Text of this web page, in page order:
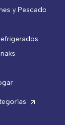
y Pescado